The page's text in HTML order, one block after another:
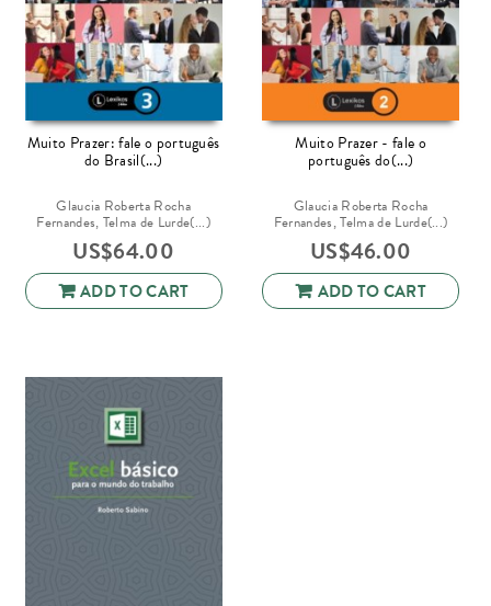
Muito Prazer: fale o português
do Brasil(...)
Glaucia Roberta Rocha
Fernandes, Telma de Lurde(...)
US$64.00
ADD TO CART
Muito Prazer - fale o
português do(...)
Glaucia Roberta Rocha
Fernandes, Telma de Lurde(...)
US$46.00
ADD TO CART